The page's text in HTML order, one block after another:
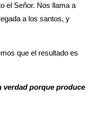
el Señor. Nos llama a
a los santos, y
que el resultado es
verdad porque produce